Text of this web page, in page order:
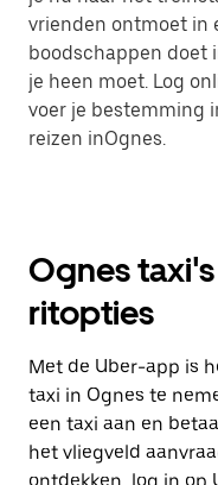
vrienden ontmoet in
boodschappen doet
je heen moet. Log
voer je bestemming
reizen inOgnes.
Ognes
ritopties
Met de Uber-app is
taxi in Ognes te
een taxi aan en
het vliegveld